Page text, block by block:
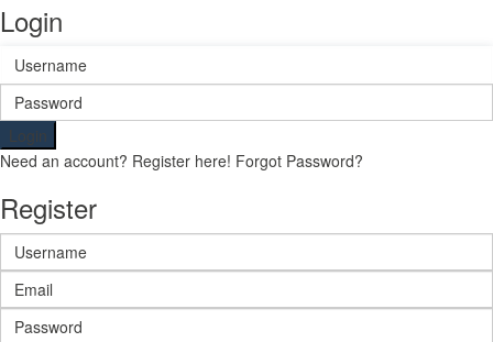
Login
Login
Need an account? Register here! Forgot Password?
Register